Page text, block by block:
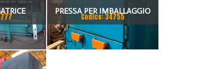
PRESSA PER IMBALLAGGIO
ALBA PRESSE
Codice: 34755